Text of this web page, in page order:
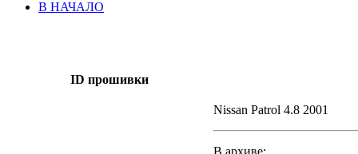
В НАЧАЛО
ID прошивки
Nissan Patrol 4.8 2001
В архиве: